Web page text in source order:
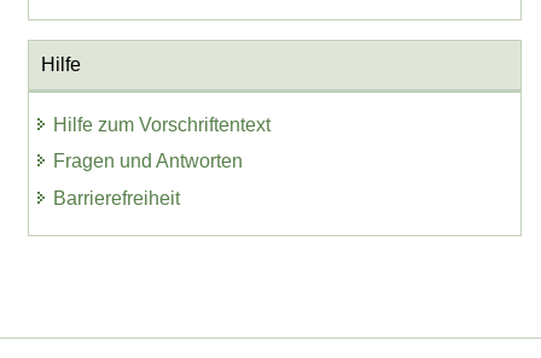
Hilfe
Hilfe zum Vorschriftentext
Fragen und Antworten
Barrierefreiheit